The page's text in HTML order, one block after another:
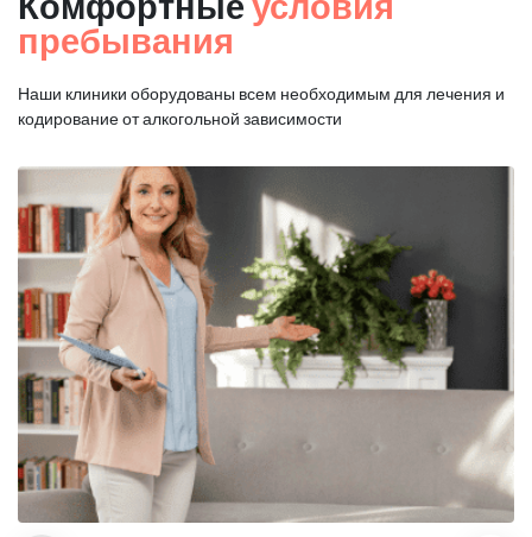
пребывания
Наши клиники оборудованы всем необходимым для лечения и
кодирование от алкогольной зависимости